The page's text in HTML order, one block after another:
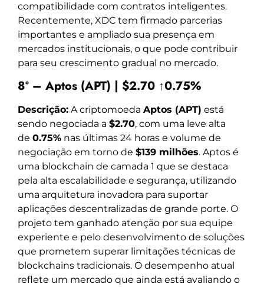
compatibilidade com contratos inteligentes.
Recentemente, XDC tem firmado parcerias
importantes e ampliado sua presença em
mercados institucionais, o que pode contribuir
para seu crescimento gradual no mercado.
8º – Aptos (APT) | $2.70 ↑0.75%
Descrição: A criptomoeda Aptos (APT) está
sendo negociada a $2.70, com uma leve alta
de 0.75% nas últimas 24 horas e volume de
negociação em torno de $139 milhões. Aptos é
uma blockchain de camada 1 que se destaca
pela alta escalabilidade e segurança, utilizando
uma arquitetura inovadora para suportar
aplicações descentralizadas de grande porte. O
projeto tem ganhado atenção por sua equipe
experiente e pelo desenvolvimento de soluções
que prometem superar limitações técnicas de
blockchains tradicionais. O desempenho atual
reflete um mercado que ainda está avaliando o